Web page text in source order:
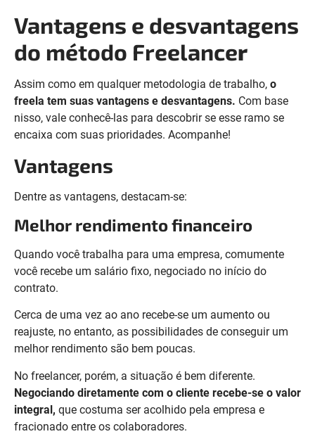
Vantagens e desvantagens
do método Freelancer
Assim como em qualquer metodologia de trabalho, o
freela tem suas vantagens e desvantagens. Com base
nisso, vale conhecê-las para descobrir se esse ramo se
encaixa com suas prioridades. Acompanhe!
Vantagens
Dentre as vantagens, destacam-se:
Melhor rendimento financeiro
Quando você trabalha para uma empresa, comumente
você recebe um salário fixo, negociado no início do
contrato.
Cerca de uma vez ao ano recebe-se um aumento ou
reajuste, no entanto, as possibilidades de conseguir um
melhor rendimento são bem poucas.
No freelancer, porém, a situação é bem diferente.
Negociando diretamente com o cliente recebe-se o valor
integral, que costuma ser acolhido pela empresa e
fracionado entre os colaboradores.